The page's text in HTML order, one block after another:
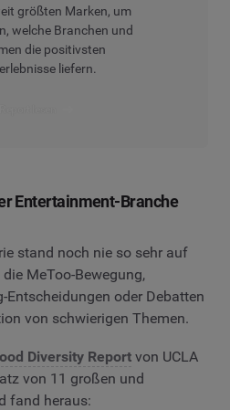
größten Marken, um
welche Branchen und
die positivsten
liefern.
Entertainment-Branche
stand noch nie so sehr auf
MeToo-Bewegung,
Entscheidungen oder Debatten
von schwierigen Themen.
Diversity Report von UCLA
von 11 großen und
fand heraus: